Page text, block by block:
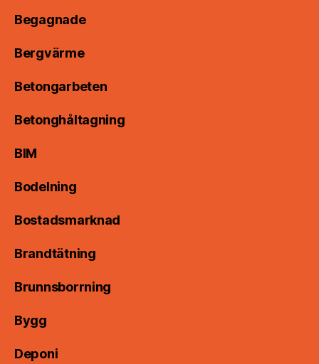
Begagnade
Bergvärme
Betongarbeten
Betonghåltagning
BIM
Bodelning
Bostadsmarknad
Brandtätning
Brunnsborrning
Bygg
Deponi